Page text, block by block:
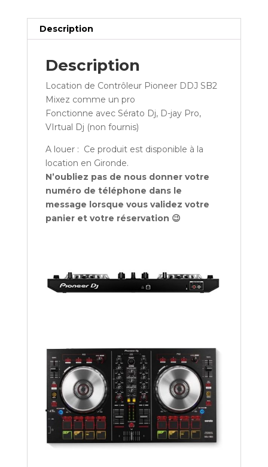
DDJ
SB2Description
Description
Location de Contrôleur Pioneer DDJ SB2
Mixez comme un pro
Fonctionne avec Sérato Dj, D-jay Pro,
VIrtual Dj (non fournis)
A louer : Ce produit est disponible à la
location en Gironde.
N’oubliez pas de nous donner votre
numéro de téléphone dans le
message lorsque vous validez votre
panier et votre réservation 😉